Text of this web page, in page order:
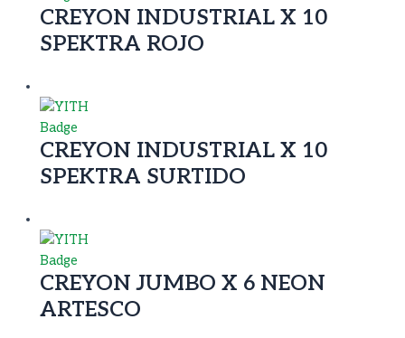
CREYON INDUSTRIAL X 10
SPEKTRA ROJO
CREYON INDUSTRIAL X 10
SPEKTRA SURTIDO
CREYON JUMBO X 6 NEON
ARTESCO